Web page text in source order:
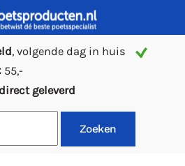
, volgende dag in huis
55,-
direct geleverd
Zoeken